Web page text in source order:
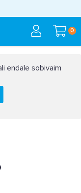
0
endale sobivaim